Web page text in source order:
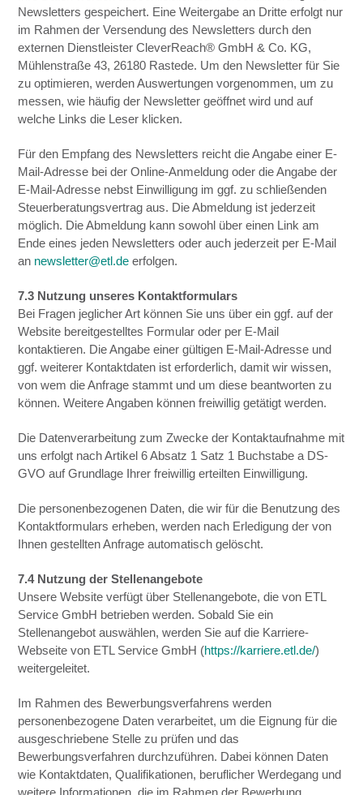
Newsletters gespeichert. Eine Weitergabe an Dritte erfolgt nur
im Rahmen der Versendung des Newsletters durch den
externen Dienstleister CleverReach® GmbH & Co. KG,
Mühlenstraße 43, 26180 Rastede. Um den Newsletter für Sie
zu optimieren, werden Auswertungen vorgenommen, um zu
messen, wie häufig der Newsletter geöffnet wird und auf
welche Links die Leser klicken.
Für den Empfang des Newsletters reicht die Angabe einer E-
Mail-Adresse bei der Online-Anmeldung oder die Angabe der
E-Mail-Adresse nebst Einwilligung im ggf. zu schließenden
Steuerberatungsvertrag aus. Die Abmeldung ist jederzeit
möglich. Die Abmeldung kann sowohl über einen Link am
Ende eines jeden Newsletters oder auch jederzeit per E-Mail
an newsletter@etl.de erfolgen.
7.3 Nutzung unseres Kontaktformulars
Bei Fragen jeglicher Art können Sie uns über ein ggf. auf der
Website bereitgestelltes Formular oder per E-Mail
kontaktieren. Die Angabe einer gültigen E-Mail-Adresse und
ggf. weiterer Kontaktdaten ist erforderlich, damit wir wissen,
von wem die Anfrage stammt und um diese beantworten zu
können. Weitere Angaben können freiwillig getätigt werden.
Die Datenverarbeitung zum Zwecke der Kontaktaufnahme mit
uns erfolgt nach Artikel 6 Absatz 1 Satz 1 Buchstabe a DS-
GVO auf Grundlage Ihrer freiwillig erteilten Einwilligung.
Die personenbezogenen Daten, die wir für die Benutzung des
Kontaktformulars erheben, werden nach Erledigung der von
Ihnen gestellten Anfrage automatisch gelöscht.
7.4 Nutzung der Stellenangebote
Unsere Website verfügt über Stellenangebote, die von ETL
Service GmbH betrieben werden. Sobald Sie ein
Stellenangebot auswählen, werden Sie auf die Karriere-
Webseite von ETL Service GmbH (https://karriere.etl.de/)
weitergeleitet.
Im Rahmen des Bewerbungsverfahrens werden
personenbezogene Daten verarbeitet, um die Eignung für die
ausgeschriebene Stelle zu prüfen und das
Bewerbungsverfahren durchzuführen. Dabei können Daten
wie Kontaktdaten, Qualifikationen, beruflicher Werdegang und
weitere Informationen, die im Rahmen der Bewerbung